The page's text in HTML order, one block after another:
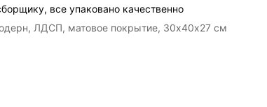
все упаковано качественно
ЛДСП, матовое покрытие, 30х40х27 см